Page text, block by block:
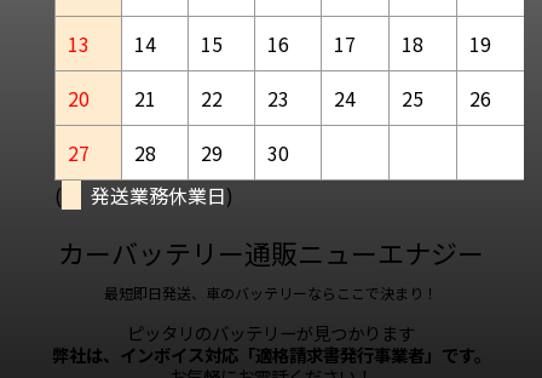
13
14 15 16 17 18
19
20
21 22 23 24 25
26
27
28 29
30
(
発送業務休業日)
カーバッテリー通販ニューエナジー
最短即日発送、車のバッテリーならここで決まり！
ピッタリのバッテリーが見つかります
弊社は、インボイス対応「適格請求書発行事業者」です。